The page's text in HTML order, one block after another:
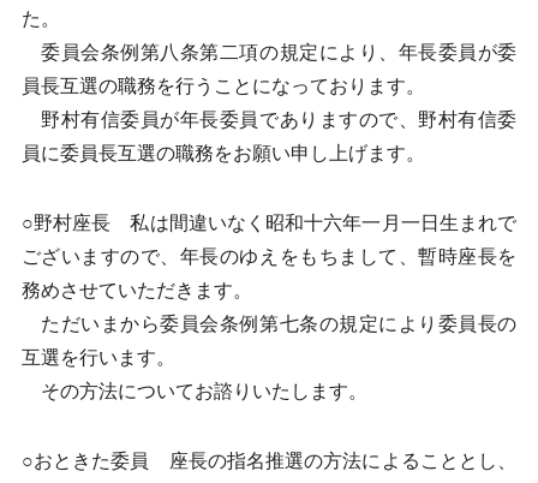
た。
委員会条例第八条第二項の規定により、年長委員が委
員長互選の職務を行うことになっております。
野村有信委員が年長委員でありますので、野村有信委
員に委員長互選の職務をお願い申し上げます。
○野村座長 私は間違いなく昭和十六年一月一日生まれで
ございますので、年長のゆえをもちまして、暫時座長を
務めさせていただきます。
ただいまから委員会条例第七条の規定により委員長の
互選を行います。
その方法についてお諮りいたします。
○おときた委員 座長の指名推選の方法によることとし、